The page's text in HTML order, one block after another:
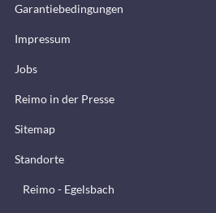
Garantiebedingungen
Impressum
Jobs
Reimo in der Presse
Sitemap
Standorte
Reimo - Egelsbach